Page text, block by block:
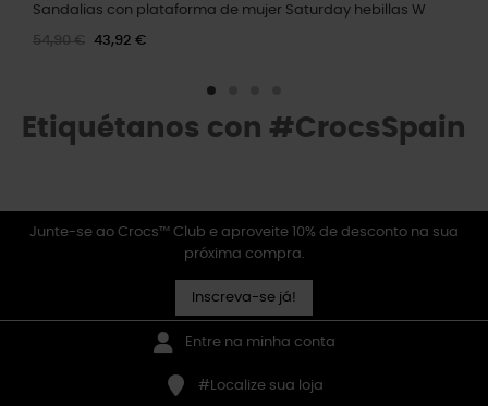
Sandalias con plataforma de mujer Saturday hebillas W
54,90 € 43,92 €
Etiquétanos con #CrocsSpain
Junte-se ao Crocs™ Club e aproveite 10% de desconto na sua
próxima compra.
Inscreva-se já!
Entre na minha conta
#Localize sua loja